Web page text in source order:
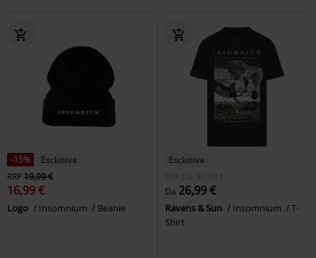
-15%
Esclusiva
RRP19,99 €
16,99 €
Logo Insomnium Beanie
Esclusiva
RRP
Da
30,99 €
Da 26,99 €
Ravens & Sun Insomnium
T-
Shirt